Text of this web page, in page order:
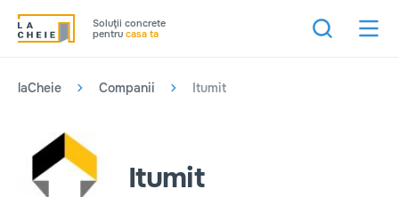
Soluţii concrete
pentru casa ta
laCheie Companii Itumit
Itumit